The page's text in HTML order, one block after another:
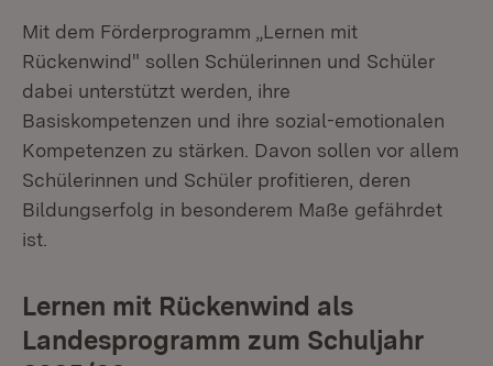
Mit dem Förderprogramm „Lernen mit
Rückenwind" sollen Schülerinnen und Schüler
dabei unterstützt werden, ihre
Basiskompetenzen und ihre sozial-emotionalen
Kompetenzen zu stärken. Davon sollen vor allem
Schülerinnen und Schüler profitieren, deren
Bildungserfolg in besonderem Maße gefährdet
ist.
Lernen mit Rückenwind als
Landesprogramm zum Schuljahr